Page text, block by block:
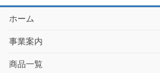
ホーム
事業案内
商品一覧